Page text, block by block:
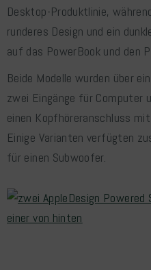
Desktop-Produktlinie,
runderes Design und ein
auf das PowerBook und den
Beide Modelle wurden über
zwei Eingänge für Computer
einen Kopfhöreranschluss
Einige Varianten verfügten
für einen Subwoofer.